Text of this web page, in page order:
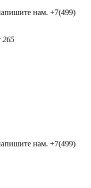
нам. +7(499)
265
нам. +7(499)